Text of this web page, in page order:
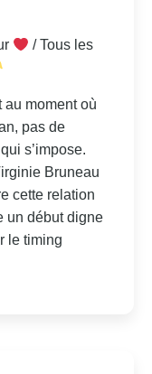
/ Tous les
au moment où
pas de
s’impose.
Bruneau
cette relation
un début digne
le timing